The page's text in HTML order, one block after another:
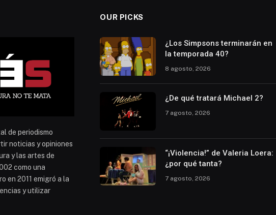
de periodismo
noticias y opiniones
y las artes de
como una
en 2011 emigró a la
y utilizar
OUR PICKS
¿Los Simpsons terminarán en
la temporada 40?
8 agosto, 2026
¿De qué tratará Michael 2?
7 agosto, 2026
“¡Violencia!” de Valeria Loera:
¿por qué tanta?
7 agosto, 2026